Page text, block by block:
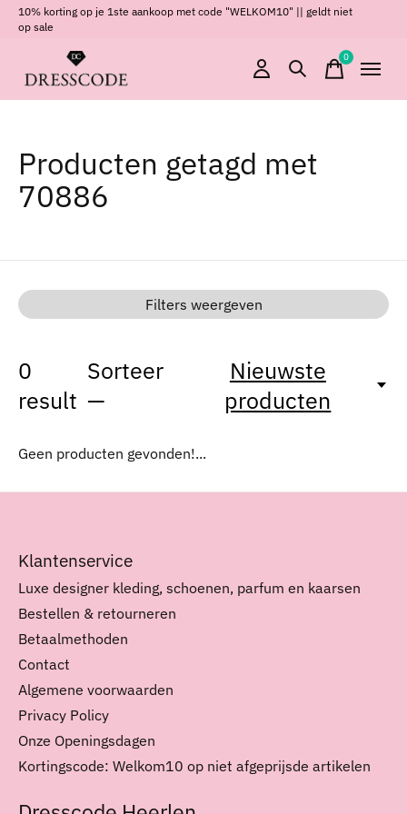
10% korting op je 1ste aankoop met code "WELKOM10" || geldt niet
op sale
0items
Producten getagd met
70886
Filters weergeven
0
result
Sorteer
—
Nieuwste
producten
Geen producten gevonden!...
Klantenservice
Luxe designer kleding, schoenen, parfum en kaarsen
Bestellen & retourneren
Betaalmethoden
Contact
Algemene voorwaarden
Privacy Policy
Onze Openingsdagen
Kortingscode: Welkom10 op niet afgeprijsde artikelen